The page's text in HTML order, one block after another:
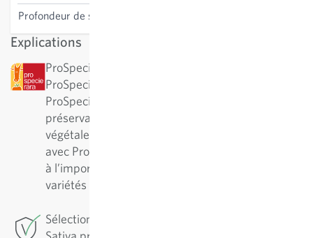
Profondeur de semis
Explications
ProSpecieRara : cette variété a été désignée par
ProSpecieRara comme variété rare ou ancienne.
ProSpecieRara est une fondation pour la
préservation de la diversité des variétés
végétales rares. En collaboration à long terme
avec ProSpecieRara, Sativa participe activement
à l’importante préservation et au soin de ces
variétés traditionnelles.
Sélection de conservation : Pour cette variété,